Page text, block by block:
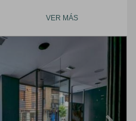
VER MÁS